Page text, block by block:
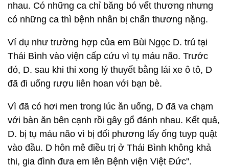
nhau. Có những ca chỉ băng bó vết thương nhưng
có những ca thì bệnh nhân bị chấn thương nặng.
Ví dụ như trường hợp của em Bùi Ngọc D. trú tại
Thái Bình vào viện cấp cứu vì tụ máu não. Trước
đó, D. sau khi thi xong lý thuyết bằng lái xe ô tô, D
đã đi uống rượu liên hoan với bạn bè.
Vì đã có hơi men trong lúc ăn uống, D đã va chạm
với bàn ăn bên cạnh rồi gây gổ đánh nhau. Kết quả,
D. bị tụ máu não vì bị đối phương lấy ống tuyp quật
vào đầu. D hôn mê điều trị ở Thái Bình không khả
thi, gia đình đưa em lên Bệnh viện Việt Đức".